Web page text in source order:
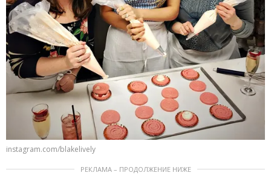
instagram.com/blakelively
РЕКЛАМА – ПРОДОЛЖЕНИЕ НИЖЕ